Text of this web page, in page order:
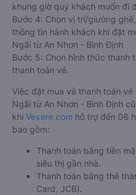
khung giờ quý khách muốn đi
Bước 4: Chọn vị trí/giường
thông tin hành khách khi đặt
Ngãi từ An Nhơn - Bình Định
Bước 5: Chọn hình thức thanh
thanh toán vé.
Việc đặt mua và thanh toán
Ngãi từ An Nhơn - Bình Định
khi Vexere.com hỗ trợ đến 06
bao gồm:
Thanh toán bằng tiền
siêu thị gần nhà.
Thanh toán bằng thẻ
Card, JCB).